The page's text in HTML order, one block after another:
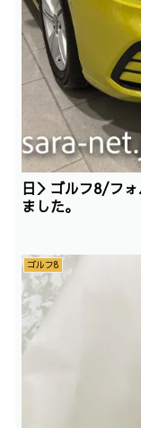
日＞ゴルフ8/フ
ました。
ゴルフ8